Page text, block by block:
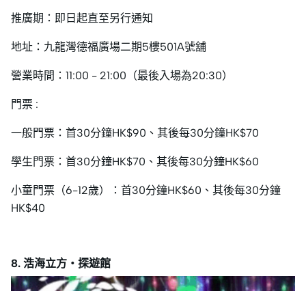
推廣期：即日起直至另行通知
地址：​九龍灣德福廣場二期5樓501A號舖
營業時間：11:00 - 21:00（最後入場為20:30）
門票 :
一般門票：首30分鐘HK$90、其後每30分鐘HK$70
學生門票：首30分鐘HK$70、其後每30分鐘HK$60
小童門票（6-12歲）：首30分鐘HK$60、其後每30分鐘
HK$40
8. 浩海立方・探遊館